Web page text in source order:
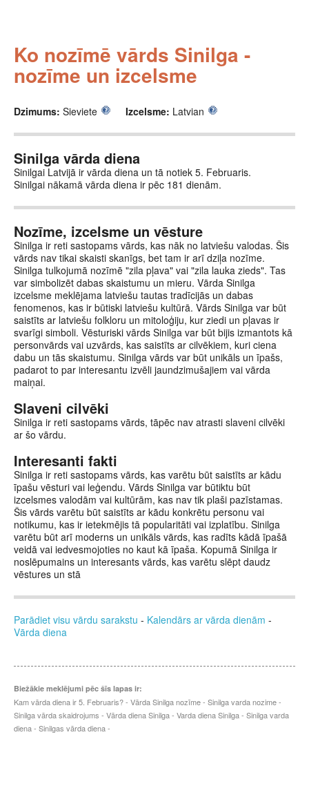
Ko nozīmē vārds Sinilga -
nozīme un izcelsme
Dzimums: Sieviete Izcelsme: Latvian
Sinilga vārda diena
Sinilgai Latvijā ir vārda diena un tā notiek 5. Februaris.
Sinilgai nākamā vārda diena ir pēc 181 dienām.
Nozīme, izcelsme un vēsture
Sinilga ir reti sastopams vārds, kas nāk no latviešu valodas. Šis
vārds nav tikai skaisti skanīgs, bet tam ir arī dziļa nozīme.
Sinilga tulkojumā nozīmē "zila pļava" vai "zila lauka zieds". Tas
var simbolizēt dabas skaistumu un mieru. Vārda Sinilga
izcelsme meklējama latviešu tautas tradīcijās un dabas
fenomenos, kas ir būtiski latviešu kultūrā. Vārds Sinilga var būt
saistīts ar latviešu folkloru un mitoloģiju, kur ziedi un pļavas ir
svarīgi simboli. Vēsturiski vārds Sinilga var būt bijis izmantots kā
personvārds vai uzvārds, kas saistīts ar cilvēkiem, kuri ciena
dabu un tās skaistumu. Sinilga vārds var būt unikāls un īpašs,
padarot to par interesantu izvēli jaundzimušajiem vai vārda
maiņai.
Slaveni cilvēki
Sinilga ir reti sastopams vārds, tāpēc nav atrasti slaveni cilvēki
ar šo vārdu.
Interesanti fakti
Sinilga ir reti sastopams vārds, kas varētu būt saistīts ar kādu
īpašu vēsturi vai leģendu. Vārds Sinilga var būtiktu būt
izcelsmes valodām vai kultūrām, kas nav tik plaši pazīstamas.
Šis vārds varētu būt saistīts ar kādu konkrētu personu vai
notikumu, kas ir ietekmējis tā popularitāti vai izplatību. Sinilga
varētu būt arī moderns un unikāls vārds, kas radīts kādā īpašā
veidā vai iedvesmojoties no kaut kā īpaša. Kopumā Sinilga ir
noslēpumains un interesants vārds, kas varētu slēpt daudz
vēstures un stā
Parādiet visu vārdu sarakstu - Kalendārs ar vārda dienām -
Vārda diena
Biežākie meklējumi pēc šīs lapas ir:
Kam vārda diena ir 5. Februaris? - Vārda Sinilga nozīme - Sinilga varda nozime -
Sinilga vārda skaidrojums - Vārda diena Sinilga - Varda diena Sinilga - Sinilga varda
diena - Sinilgas vārda diena -